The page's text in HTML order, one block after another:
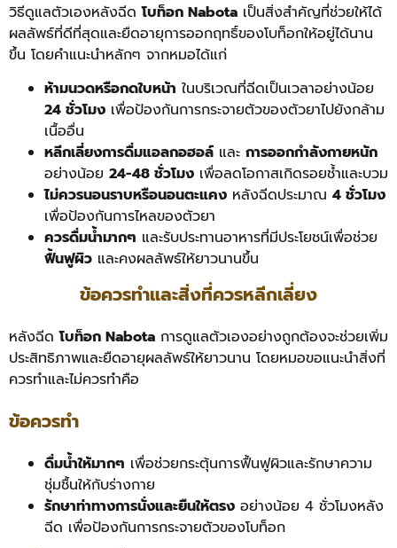
วิธีดูแลตัวเองหลังฉีดโบท็อก Nabota เป็นสิ่งสำคัญที่ช่วยให้ได้
ผลลัพธ์ที่ดีที่สุดและยืดอายุการออกฤทธิ์ของโบท็อกให้อยู่ได้นาน
ขึ้น โดยคำแนะนำหลักๆ จากหมอได้แก่
ห้ามนวดหรือกดใบหน้า ในบริเวณที่ฉีดเป็นเวลาอย่างน้อย
24 ชั่วโมง เพื่อป้องกันการกระจายตัวของตัวยาไปยังกล้าม
เนื้ออื่น
หลีกเลี่ยงการดื่มแอลกอฮอล์ และ การออกกำลังกายหนัก
อย่างน้อย 24-48 ชั่วโมง เพื่อลดโอกาสเกิดรอยช้ำและบวม
ไม่ควรนอนราบหรือนอนตะแคง หลังฉีดประมาณ 4 ชั่วโมง
เพื่อป้องกันการไหลของตัวยา
ควรดื่มน้ำมากๆ และรับประทานอาหารที่มีประโยชน์เพื่อช่วย
ฟื้นฟูผิว และคงผลลัพธ์ให้ยาวนานขึ้น
ข้อควรทำและสิ่งที่ควรหลีกเลี่ยง
หลังฉีดโบท็อก Nabota การดูแลตัวเองอย่างถูกต้องจะช่วยเพิ่ม
ประสิทธิภาพและยืดอายุผลลัพธ์ให้ยาวนาน โดยหมอขอแนะนำสิ่งที่
ควรทำและไม่ควรทำคือ
ข้อควรทำ
ดื่มน้ำให้มากๆ เพื่อช่วยกระตุ้นการฟื้นฟูผิวและรักษาความ
ชุ่มชื้นให้กับร่างกาย
รักษาท่าทางการนั่งและยืนให้ตรง อย่างน้อย 4 ชั่วโมงหลัง
ฉีด เพื่อป้องกันการกระจายตัวของโบท็อก